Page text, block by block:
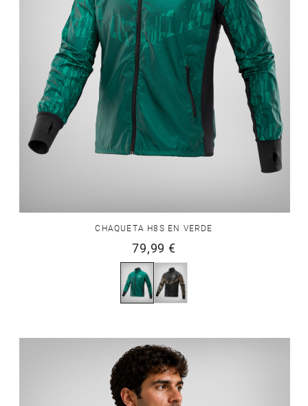
CHAQUETA H8S EN VERDE
79,99 €